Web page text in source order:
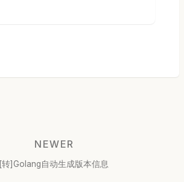
NEWER
[转]Golang自动生成版本信息